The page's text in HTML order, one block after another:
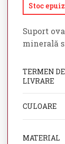
Stoc
Suport
minerală
TERMEN DE
LIVRARE
CULOARE
MATERIAL